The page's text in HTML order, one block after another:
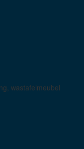
wastafelmeubel